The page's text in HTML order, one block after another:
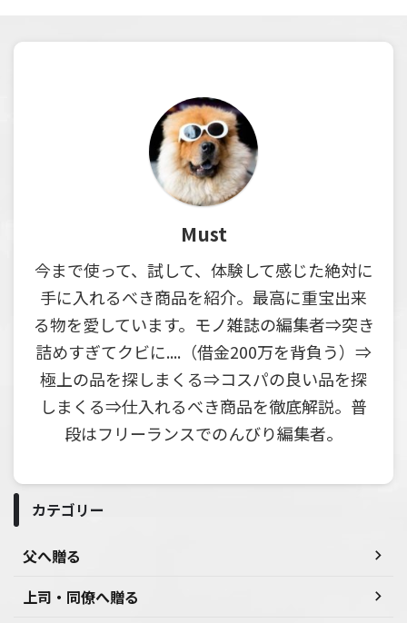
Must
今まで使って、試して、体験して感じた絶対に
手に入れるべき商品を紹介。最高に重宝出来
る物を愛しています。モノ雑誌の編集者⇒突き
詰めすぎてクビに....（借金200万を背負う）⇒
極上の品を探しまくる⇒コスパの良い品を探
しまくる⇒仕入れるべき商品を徹底解説。普
段はフリーランスでのんびり編集者。
カテゴリー
父へ贈る
上司・同僚へ贈る